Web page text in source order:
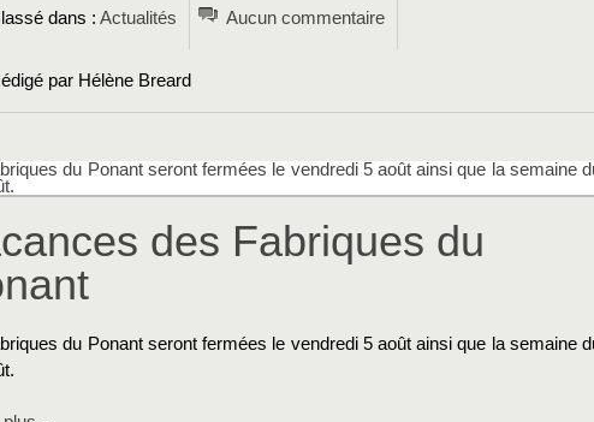
dans : Actualités Aucun commentaire
par Hélène Breard
du Ponant seront fermées le vendredi 5 août ainsi que la semaine
des Fabriques du
du Ponant seront fermées le vendredi 5 août ainsi que la semaine